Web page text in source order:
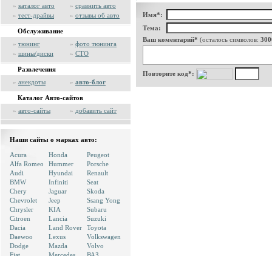
» каталог авто » сравнить авто
» тест-драйвы » отзывы об авто
Обслуживание
» тюнинг » фото тюнинга
» шины/диски » СТО
Развлечения
» анекдоты » авто-блог
Каталог Авто-сайтов
» авто-сайты » добавить сайт
Наши сайты о марках авто:
Acura
Alfa Romeo
Audi
BMW
Chery
Chevrolet
Chrysler
Citroen
Dacia
Daewoo
Dodge
Honda
Hummer
Hyundai
Infiniti
Jaguar
Jeep
KIA
Lancia
Land Rover
Lexus
Mazda
Peugeot
Porsche
Renault
Seat
Skoda
Ssang Yong
Subaru
Suzuki
Toyota
Volkswagen
Volvo
Имя*:
Тема:
Ваш коментарий* (осталось символов:
Повторите код*: